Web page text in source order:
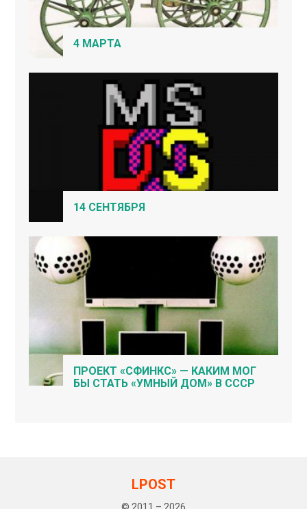
4 МАРТА
14 СЕНТЯБРЯ
ПРОЕКТ «СФИНКС» — КАКИМ МОГ
БЫ СТАТЬ «УМНЫЙ ДОМ» В СССР
LPOST